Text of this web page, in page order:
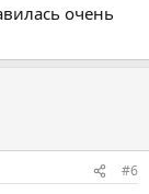
очень
#6